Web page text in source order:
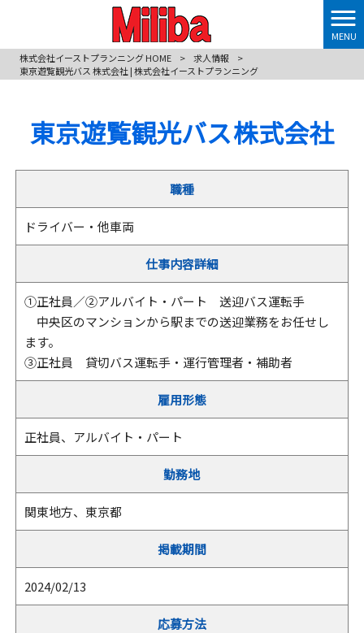
MENU
株式会社イーストプランニング HOME
> 求人情報
>
東京遊覧観光バス 株式会社 | 株式会社イーストプランニング
東京遊覧観光バス 株式会社
職種
ドライバー・他車両
仕事内容詳細
①正社員／②アルバイト・パート 送迎バス運転手
中央区のマンションから駅までの送迎業務をお任せし
ます。
③正社員 貸切バス運転手・運行管理者・補助者
雇用形態
正社員、アルバイト・パート
勤務地
関東地方、東京都
掲載期間
2024/02/13
応募方法